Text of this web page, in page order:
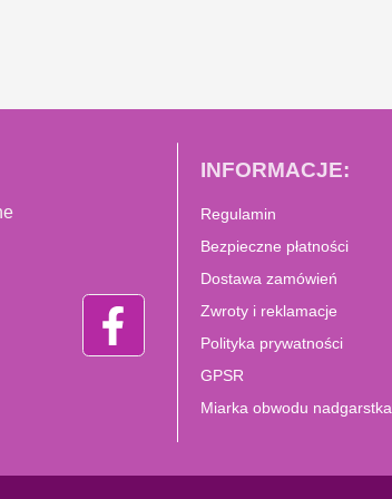
INFORMACJE:
Regulamin
Bezpieczne płatności
Dostawa zamówień
Zwroty i reklamacje
Polityka prywatności
GPSR
Miarka obwodu nadgarstka